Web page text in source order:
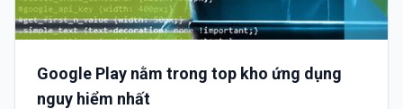
Google Play nằm trong top kho ứng dụng
nguy hiểm nhất